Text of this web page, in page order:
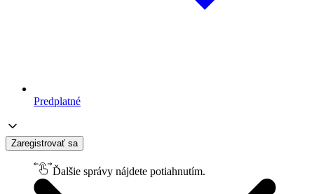
Predplatné
Zaregistrovať sa
Ďalšie správy nájdete potiahnutím.